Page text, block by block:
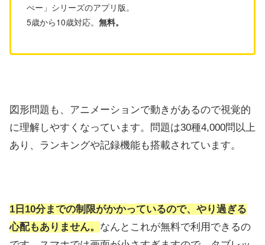
ぺー」シリーズのアプリ版。
5歳から10歳対応。 無料。
図形問題も、アニメーションで動きがあるので視覚的
に理解しやすくなっています。問題は30種4,000問以上
あり、ランキングや記録機能も搭載されています。
1日10分までの制限がかかっているので、やり過ぎる
心配もありません。 なんとこれが無料で利用できるの